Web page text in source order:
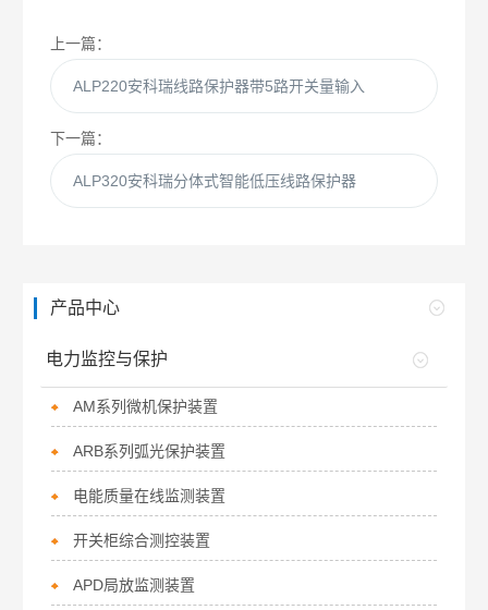
上一篇：
ALP220安科瑞线路保护器带5路开关量输入
下一篇：
ALP320安科瑞分体式智能低压线路保护器
产品中心
电力监控与保护
AM系列微机保护装置
ARB系列弧光保护装置
电能质量在线监测装置
开关柜综合测控装置
APD局放监测装置